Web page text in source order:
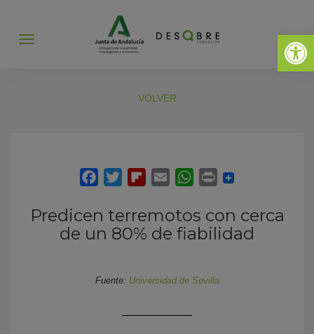
Abrir
Abrir
VOLVER
Predicen terremotos con cerca
de un 80% de fiabilidad
Fuente: Universidad de Sevilla